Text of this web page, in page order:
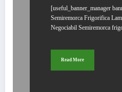
[useful_banner_manager
Semiremorca Frigorifica
Negociabil Semiremorca
Read More